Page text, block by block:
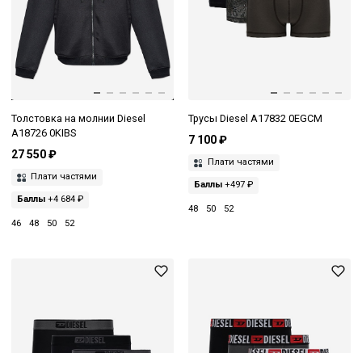
Толстовка на молнии Diesel
A18726 0KIBS
27 550 ₽
Плати частями
Баллы +4 684 ₽
46 48 50 52
Трусы Diesel A17832 0EGCM
7 100 ₽
Плати частями
Баллы+497 ₽
48 50 52